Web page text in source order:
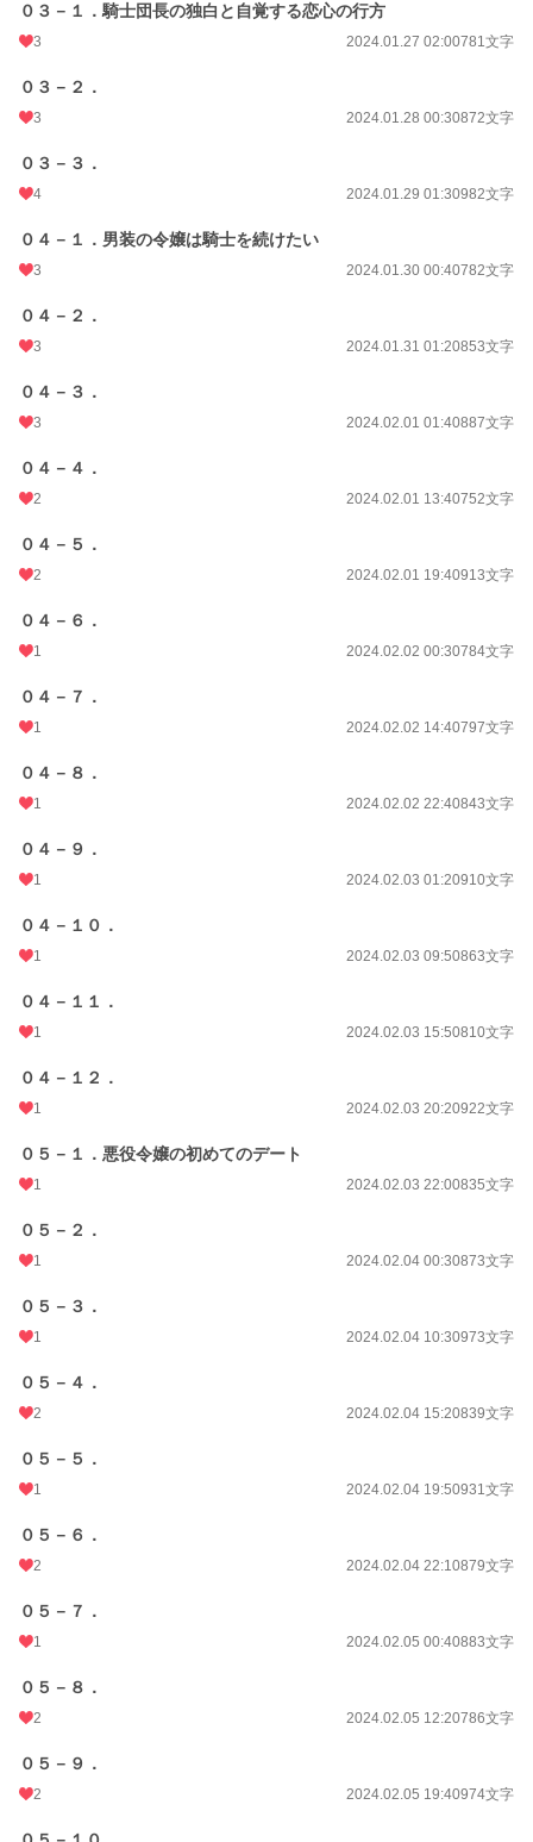
０３－１．騎士団長の独白と自覚する恋心の行方
3 2024.01.27 02:00781文字
０３－２．
3 2024.01.28 00:30872文字
０３－３．
4 2024.01.29 01:30982文字
０４－１．男装の令嬢は騎士を続けたい
3 2024.01.30 00:40782文字
０４－２．
3 2024.01.31 01:20853文字
０４－３．
3 2024.02.01 01:40887文字
０４－４．
2 2024.02.01 13:40752文字
０４－５．
2 2024.02.01 19:40913文字
０４－６．
1 2024.02.02 00:30784文字
０４－７．
1 2024.02.02 14:40797文字
０４－８．
1 2024.02.02 22:40843文字
０４－９．
1 2024.02.03 01:20910文字
０４－１０．
1 2024.02.03 09:50863文字
０４－１１．
1 2024.02.03 15:50810文字
０４－１２．
1 2024.02.03 20:20922文字
０５－１．悪役令嬢の初めてのデート
1 2024.02.03 22:00835文字
０５－２．
1 2024.02.04 00:30873文字
０５－３．
1 2024.02.04 10:30973文字
０５－４．
2 2024.02.04 15:20839文字
０５－５．
1 2024.02.04 19:50931文字
０５－６．
2 2024.02.04 22:10879文字
０５－７．
1 2024.02.05 00:40883文字
０５－８．
2 2024.02.05 12:20786文字
０５－９．
2 2024.02.05 19:40974文字